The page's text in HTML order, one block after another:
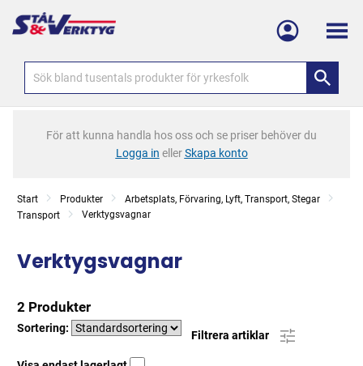
Meny
För att kunna handla hos oss och se priser behöver du
Logga in ellerSkapa konto
Start Produkter
Arbetsplats, Förvaring, Lyft, Transport, Stegar
Transport
Verktygsvagnar
Verktygsvagnar
2 Produkter
Sortering:
Filtrera artiklar